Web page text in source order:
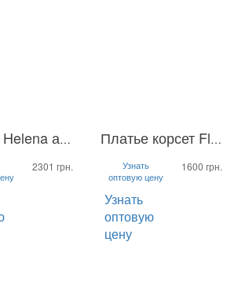
Платье Helena атлас
2301 грн.
S M L Платье корсет Flamingo
Узнать
оптовую цену
Узнать
оптовую
цену
1600 грн.